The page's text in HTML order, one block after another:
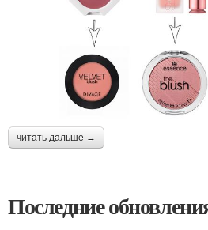
читать дальше →
Последние